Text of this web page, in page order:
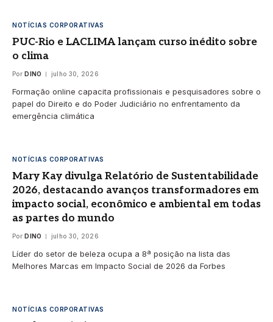
NOTÍCIAS CORPORATIVAS
PUC-Rio e LACLIMA lançam curso inédito sobre
o clima
Por DINO julho 30, 2026
Formação online capacita profissionais e pesquisadores sobre o
papel do Direito e do Poder Judiciário no enfrentamento da
emergência climática
NOTÍCIAS CORPORATIVAS
Mary Kay divulga Relatório de Sustentabilidade
2026, destacando avanços transformadores em
impacto social, econômico e ambiental em todas
as partes do mundo
Por DINO julho 30, 2026
Líder do setor de beleza ocupa a 8ª posição na lista das
Melhores Marcas em Impacto Social de 2026 da Forbes
NOTÍCIAS CORPORATIVAS